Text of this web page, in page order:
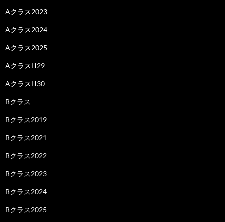
Aクラス2023
Aクラス2024
Aクラス2025
AクラスH29
AクラスH30
Bクラス
Bクラス2019
Bクラス2021
Bクラス2022
Bクラス2023
Bクラス2024
Bクラス2025